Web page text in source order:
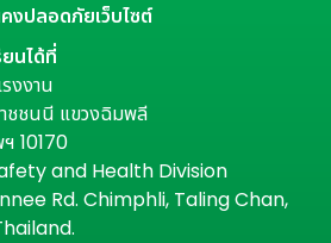
งปลอดภัยเว็บไซต์
นได้ที่
งงาน
ชชนนี แขวงฉิมพลี
10170
and Health Division
Rd. Chimphli, Taling Chan,